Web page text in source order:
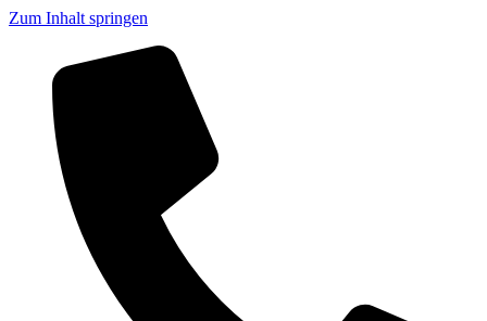
Zum Inhalt springen